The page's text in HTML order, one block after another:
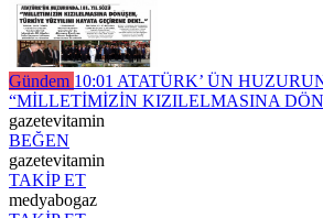
Gündem 10:01 ATATÜRK’ ÜN
“MİLLETİMİZİN KIZILELMASINA
gazetevitamin
BEĞEN
gazetevitamin
TAKİP ET
medyabogaz